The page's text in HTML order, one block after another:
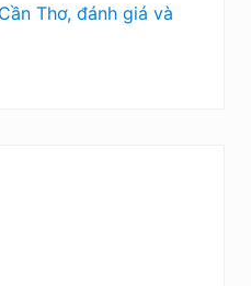
Thơ, đánh giá và